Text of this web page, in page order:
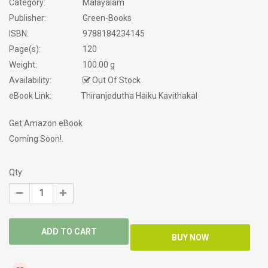
Category:
Malayalam
Publisher:
Green-Books
ISBN:
9788184234145
Page(s):
120
Weight:
100.00 g
Availability:
Out Of Stock
eBook Link:
Thiranjedutha Haiku Kavithakal
Get Amazon eBook
Coming Soon!.
Qty